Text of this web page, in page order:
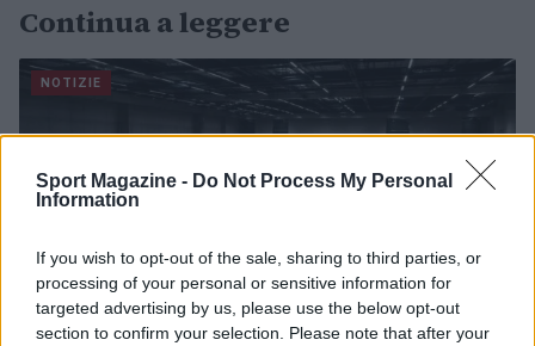
Sport Magazine - Do Not Process My Personal
Information
If you wish to opt-out of the sale, sharing to third parties, or
processing of your personal or sensitive information for
targeted advertising by us, please use the below opt-out
section to confirm your selection. Please note that after your
Continua a leggere
NOTIZIE